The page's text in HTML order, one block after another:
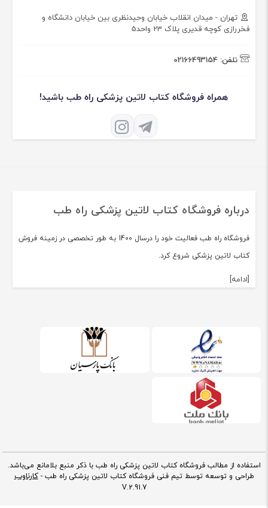
تهران - میدان انقلاب خیابان وحیدنظری بین خیابان دانشگاه و
فخررازی کوچه قدیری پلاک 23 واحد5
تلفن: 02166493154
همراه فروشگاه کتاب لاتین پزشکی راه طب باشید!
درباره فروشگاه کتاب لاتین پزشکی راه طب
فروشگاه راه طب فعالیت خود را درسال 1400 به طور تخصصی در زمینه فروش
کتاب لاتین پزشکی شروع کرد.
[ادامه]
استفاده از مطالب فروشگاه کتاب لاتین پزشکی راه طب با ذکر منبع بلامانع می‌باشد.
طراحی و توسعه توسط تیم فنی فروشگاه کتاب لاتین پزشکی راه طب -کارناوب
V.2.91.7